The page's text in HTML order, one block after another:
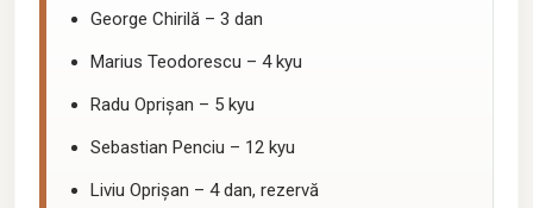
George Chirilă – 3 dan
Marius Teodorescu – 4 kyu
Radu Oprișan – 5 kyu
Sebastian Penciu – 12 kyu
Liviu Oprișan – 4 dan, rezervă